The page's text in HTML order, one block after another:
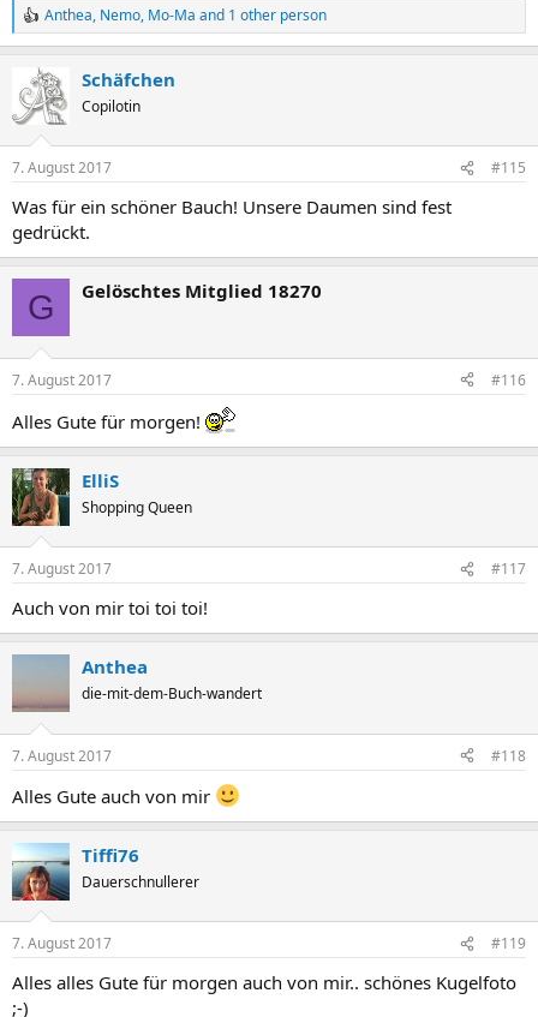
R
e
t
i
s
Anthea, Nemo, Mo-Ma and 1 other person
Schäfchen
Copilotin
7. August 2017 #115
Was für ein schöner Bauch! Unsere Daumen sind fest
gedrückt.
G Gelöschtes Mitglied 18270
7. August 2017 #116
Alles Gute für morgen!
ElliS
Shopping Queen
7. August 2017 #117
Auch von mir toi toi toi!
Anthea
die-mit-dem-Buch-wandert
7. August 2017 #118
Alles Gute auch von mir
Tiffi76
Dauerschnullerer
7. August 2017 #119
Alles alles Gute für morgen auch von mir.. schönes Kugelfoto
;-)